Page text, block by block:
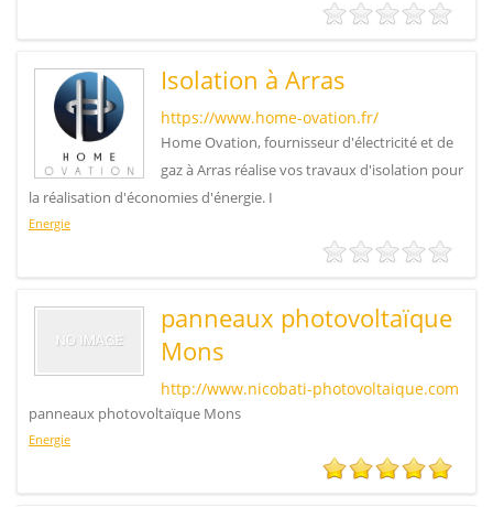
Isolation à Arras
https://www.home-ovation.fr/
Home Ovation, fournisseur d'électricité et de
gaz à Arras réalise vos travaux d'isolation pour
la réalisation d'économies d'énergie. I
Energie
panneaux photovoltaïque
Mons
http://www.nicobati-photovoltaique.com
panneaux photovoltaïque Mons
Energie